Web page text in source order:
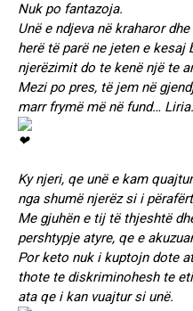
Nuk po fantazoja.
Unë e ndjeva në kraharor
herë të parë ne jeten e
njerëzimit do te kenë një te
Mezi po pres, të jem në
marr frymë më në fund… Liria.
Ky njeri, qe unë e kam
nga shumë njerëz si i
Me gjuhën e tij të thjeshtë
pershtypje atyre, qe e
Por keto nuk i kuptojn dote
thote te diskriminohesh te
ata qe i kan vuajtur si unë.